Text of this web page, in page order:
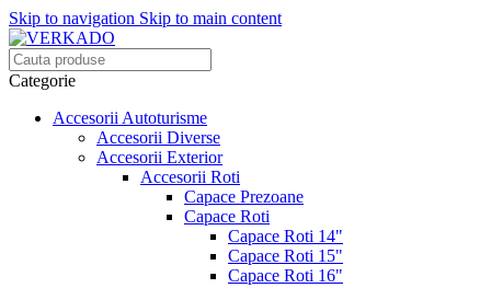
Skip to navigation Skip to main content
Categorie
Accesorii Autoturisme
Accesorii Diverse
Accesorii Exterior
Accesorii Roti
Capace Prezoane
Capace Roti
Capace Roti 14"
Capace Roti 15"
Capace Roti 16"